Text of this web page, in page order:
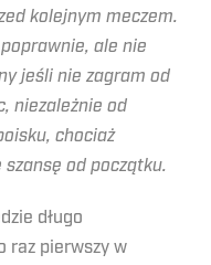
kolejnym meczem.
ale nie
jeśli nie zagram od
niezależnie od
chociaż
od początku.
długo
raz pierwszy w